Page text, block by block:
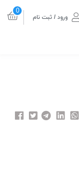
ورود / ثبت نام
0